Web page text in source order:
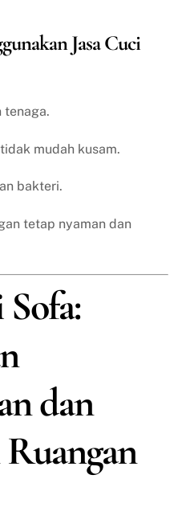
Jasa Cuci
tenaga.
mudah kusam.
bakteri.
tetap nyaman dan
Sofa:
dan